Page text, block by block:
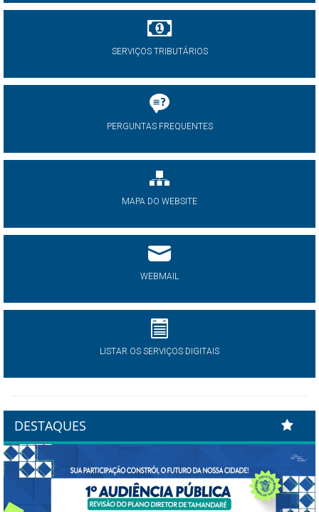
SERVIÇOS TRIBUTÁRIOS
PERGUNTAS FREQUENTES
MAPA DO WEBSITE
WEBMAIL
LISTAR OS SERVIÇOS DIGITAIS
DESTAQUES